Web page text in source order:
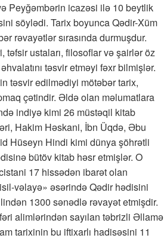
Peyğəmbərin icazəsi ilə 10 beytlik
söylədi. Tarix boyunca Qədir-Xüm
rəvayətlər sırasında durmuşdur.
təfsir ustaları, filosoflar və şairlər öz
təsvir etməyi fəxr bilmişlər.
təsvir edilmədiyi mötəbər tarix,
çətindir. Əldə olan məlumatlara
indiyə kimi 26 müstəqil kitab
Hakim Həskani, İbn Üqdə, Əbu
Hüseyn Hindi kimi dünya şöhrətli
bütöv kitab həsr etmişlər. O
17 hissədən ibarət olan
vəlayə» əsərində Qədir hədisini
1300 sənədlə rəvayət etmişdir.
alimlərindən sayılan təbrizli Əllamə
tarixinin bu iftixarlı hadisəsini 11